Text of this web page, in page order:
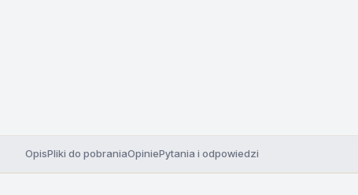
OpisPliki do pobraniaOpiniePytania i odpowiedzi